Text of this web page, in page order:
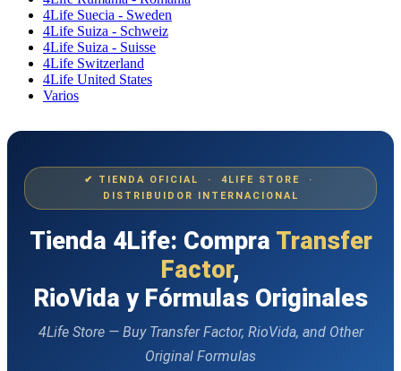
4Life Suecia - Sweden
4Life Suiza - Schweiz
4Life Suiza - Suisse
4Life Switzerland
4Life United States
Varios
✔ TIENDA OFICIAL · 4LIFE STORE ·
DISTRIBUIDOR INTERNACIONAL
Tienda 4Life: Compra Transfer
Factor,
RioVida y Fórmulas Originales
4Life Store — Buy Transfer Factor, RioVida, and Other
Original Formulas